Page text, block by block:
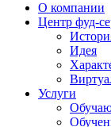
О компании
Центр фуд-
Идея
Услуги